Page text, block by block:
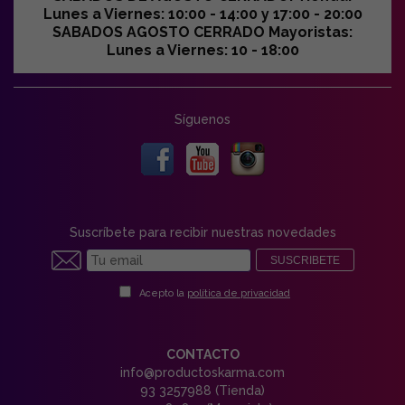
Lunes a Viernes: 10:00 - 14:00 y 17:00 - 20:00
SABADOS AGOSTO CERRADO Mayoristas:
Lunes a Viernes: 10 - 18:00
Síguenos
Suscríbete para recibir nuestras novedades
SUSCRIBETE
Acepto la política de privacidad
CONTACTO
info@productoskarma.com
93 3257988 (Tienda)